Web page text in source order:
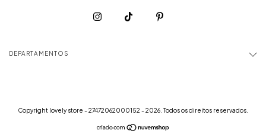
DEPARTAMENTOS
Copyright lovely store - 27472062000152 - 2026. Todos os direitos reservados.